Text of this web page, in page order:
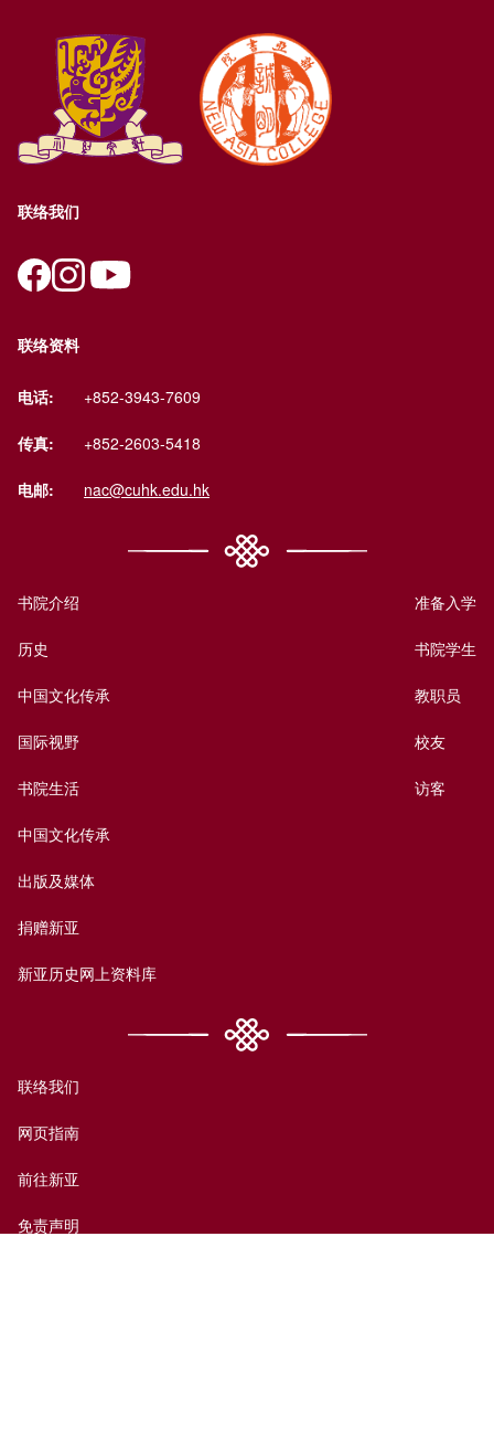
联络我们
联络资料
电话: +852-3943-7609
传真: +852-2603-5418
电邮: nac@cuhk.edu.hk
书院介绍
历史
中国文化传承
国际视野
书院生活
中国文化传承
出版及媒体
捐赠新亚
新亚历史网上资料库
准备入学
书院学生
教职员
校友
访客
联络我们
网页指南
前往新亚
免责声明